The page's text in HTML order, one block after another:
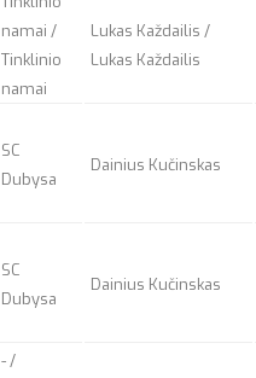
namai /
Tinklinio
namai
Lukas Každailis /
Lukas Každailis
SC
Dubysa
Dainius Kučinskas
SC
Dubysa
Dainius Kučinskas
- /